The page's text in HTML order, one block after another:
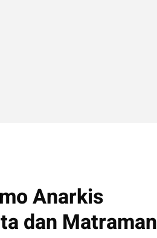
Anarkis
dan Matraman